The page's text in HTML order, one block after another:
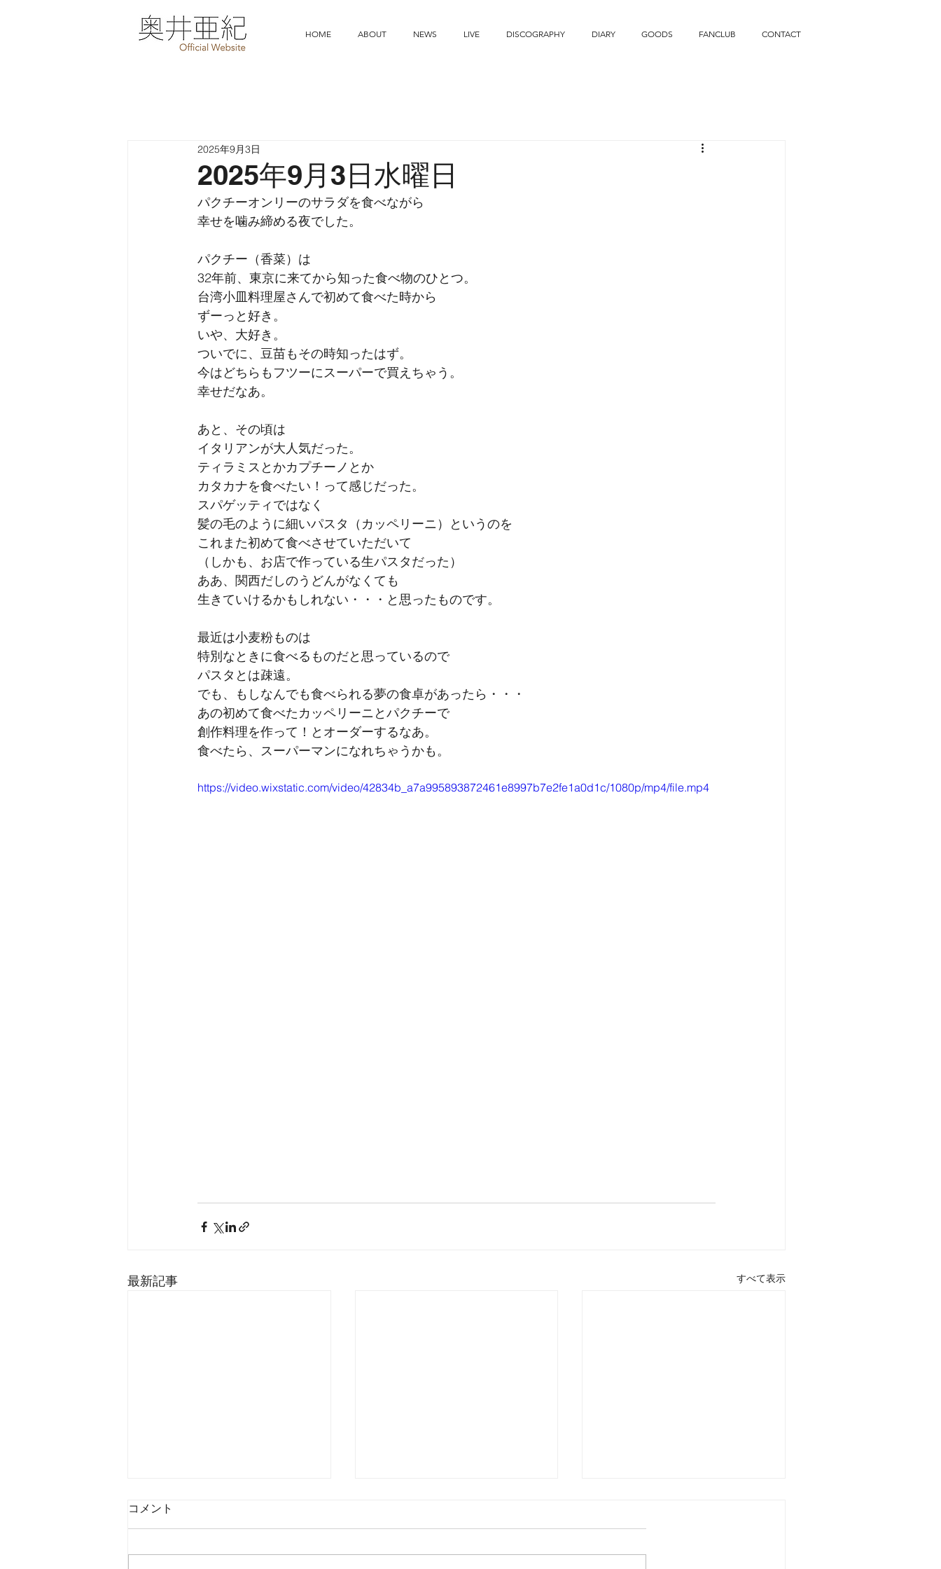
HOME ABOUT NEWS LIVE DISCOGRAPHY DIARY GOODS FANCLUB CONTACT
2025年9月3日水曜日
2025年9月3日
パクチーオンリーのサラダを食べながら
幸せを噛み締める夜でした。
パクチー（香菜）は
32年前、東京に来てから知った食べ物のひとつ。
台湾小皿料理屋さんで初めて食べた時から
ずーっと好き。
いや、大好き。
ついでに、豆苗もその時知ったはず。
今はどちらもフツーにスーパーで買えちゃう。
幸せだなあ。
あと、その頃は
イタリアンが大人気だった。
ティラミスとかカプチーノとか
カタカナを食べたい！って感じだった。
スパゲッティではなく
髪の毛のように細いパスタ（カッペリーニ）というのを
これまた初めて食べさせていただいて
（しかも、お店で作っている生パスタだった）
ああ、関西だしのうどんがなくても
生きていけるかもしれない・・・と思ったものです。
最近は小麦粉ものは
特別なときに食べるものだと思っているので
パスタとは疎遠。
でも、もしなんでも食べられる夢の食卓があったら・・・
あの初めて食べたカッペリーニとパクチーで
創作料理を作って！とオーダーするなあ。
食べたら、スーパーマンになれちゃうかも。
https://video.wixstatic.com/video/42834b_a7a995893872461e8997b7e2fe1a0d1c/1080p/mp4/file.mp4
最新記事 すべて表示
コメント